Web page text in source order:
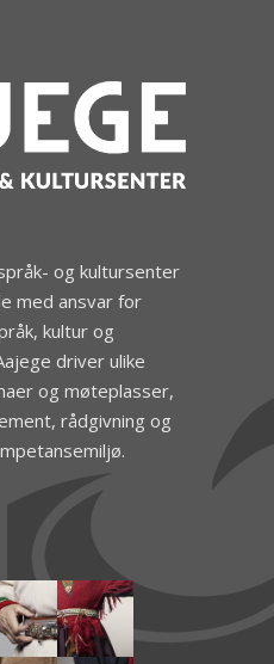
og kultursenter
med ansvar for
kultur og
driver ulike
og møteplasser,
rådgivning og